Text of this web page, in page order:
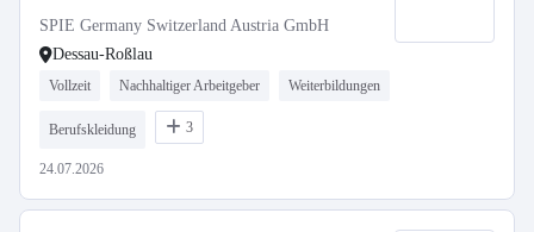
SPIE Germany Switzerland Austria GmbH
Dessau-Roßlau
Vollzeit Nachhaltiger Arbeitgeber Weiterbildungen
Berufskleidung 3
24.07.2026